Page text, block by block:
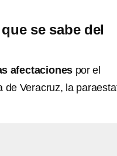
se sabe del
afectaciones por el
de Veracruz, la